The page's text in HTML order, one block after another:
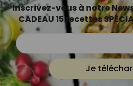
Inscrivez-vous à notre
CADEAU 15 recettes
Je